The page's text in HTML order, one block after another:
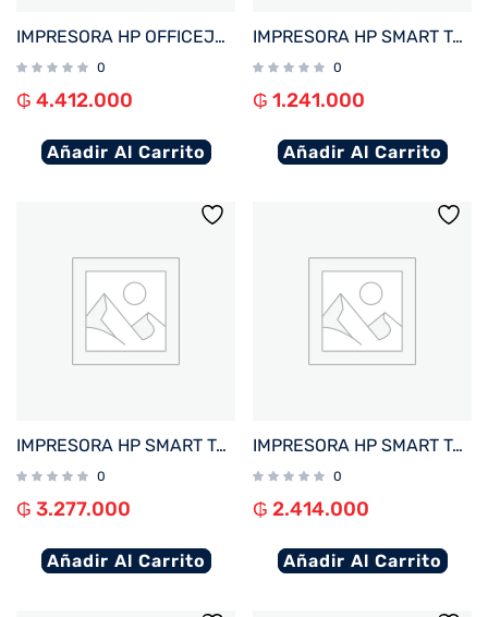
IMPRESORA HP OFFICEJET PRO 9730 IMP/COP/SCA/USB/RED/WIFI/BIVOLT + 4 TINTAS
0
₲ 4.412.000
Añadir Al Carrito
IMPRESORA HP SMART TANK 210 IMP/USB/WIFI/BIVOLT
0
₲ 1.241.000
Añadir Al Carrito
IMPRESORA HP SMART TANK 790 IMP/COP/SCAN/FAX/RED/WIFI/BIVOLT
0
₲ 3.277.000
Añadir Al Carrito
IMPRESORA HP SMART TANK 720 IMP/COP/SCAN/USB/WIFI/BIVOLT
0
₲ 2.414.000
Añadir Al Carrito